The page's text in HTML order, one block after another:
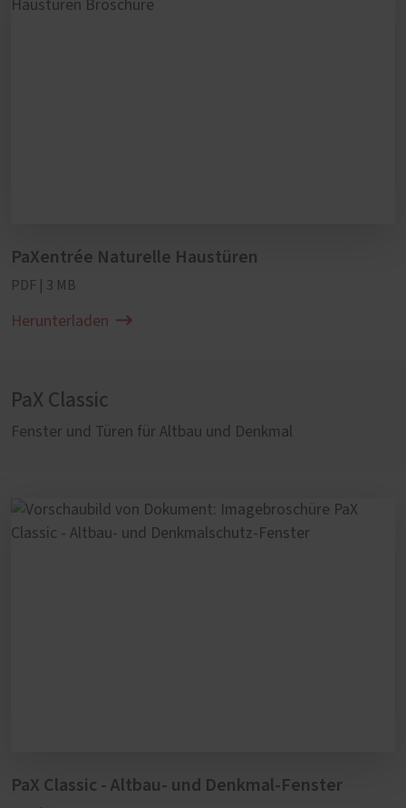
PaXentrée Naturelle Haustüren
PDF | 3 MB
Herunterladen
PaX Classic
Fenster und Türen für Altbau und Denkmal
PaX Classic - Altbau- und Denkmal-Fenster